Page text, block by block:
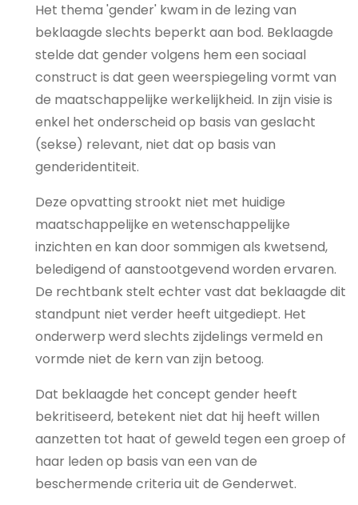
Het thema 'gender' kwam in de lezing van
beklaagde slechts beperkt aan bod. Beklaagde
stelde dat gender volgens hem een sociaal
construct is dat geen weerspiegeling vormt van
de maatschappelijke werkelijkheid. In zijn visie is
enkel het onderscheid op basis van geslacht
(sekse) relevant, niet dat op basis van
genderidentiteit.
Deze opvatting strookt niet met huidige
maatschappelijke en wetenschappelijke
inzichten en kan door sommigen als kwetsend,
beledigend of aanstootgevend worden ervaren.
De rechtbank stelt echter vast dat beklaagde dit
standpunt niet verder heeft uitgediept. Het
onderwerp werd slechts zijdelings vermeld en
vormde niet de kern van zijn betoog.
Dat beklaagde het concept gender heeft
bekritiseerd, betekent niet dat hij heeft willen
aanzetten tot haat of geweld tegen een groep of
haar leden op basis van een van de
beschermende criteria uit de Genderwet.